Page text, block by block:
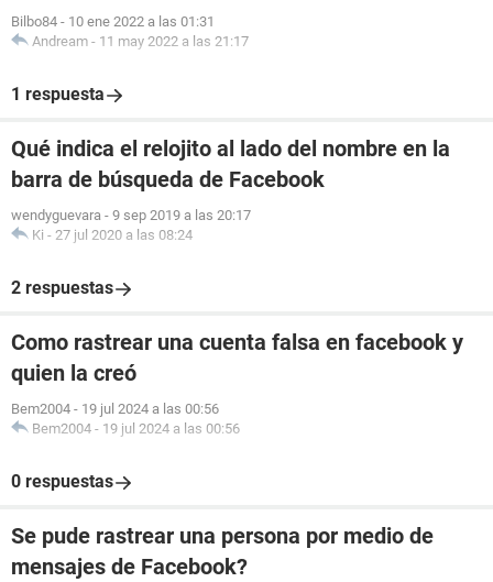
Bilbo84 - 10 ene 2022 a las 01:31
Andream - 11 may 2022 a las 21:17
1 respuesta
Qué indica el relojito al lado del nombre en la
barra de búsqueda de Facebook
wendyguevara - 9 sep 2019 a las 20:17
Ki - 27 jul 2020 a las 08:24
2 respuestas
Como rastrear una cuenta falsa en facebook y
quien la creó
Bem2004 - 19 jul 2024 a las 00:56
Bem2004 - 19 jul 2024 a las 00:56
0 respuestas
Se pude rastrear una persona por medio de
mensajes de Facebook?